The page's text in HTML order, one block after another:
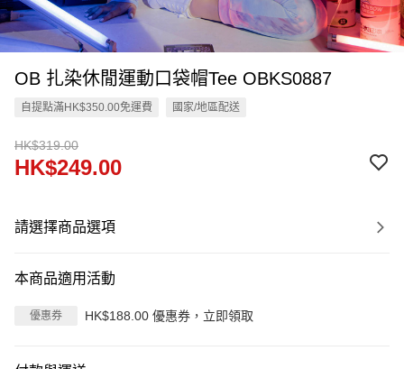
OB 扎染休閒運動口袋帽Tee OBKS0887
自提點滿HK$350.00免運費 國家/地區配送
HK$319.00
HK$249.00
請選擇商品選項
本商品適用活動
優惠券 HK$188.00 優惠券，立即領取